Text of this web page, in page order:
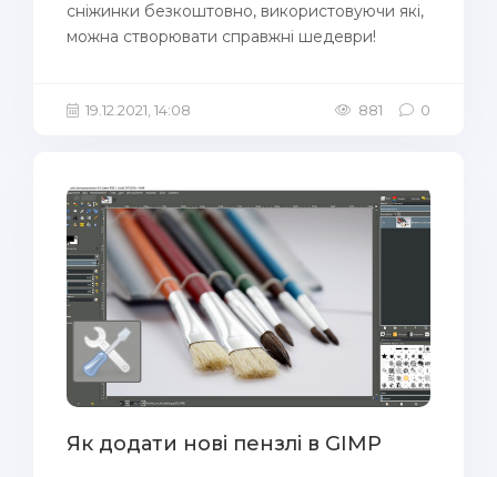
сніжинки безкоштовно, використовуючи які,
можна створювати справжні шедеври!
19.12.2021, 14:08 881 0
Як додати нові пензлі в GIMP